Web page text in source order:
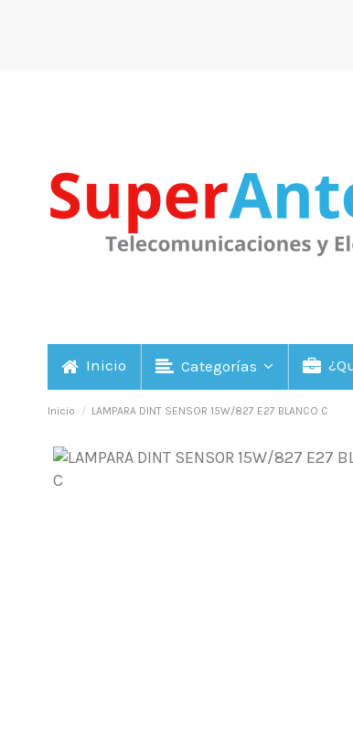
Inicio Categorías
Inicio LAMPARA DINT SENSOR 15W/827 E27 BLANCO C